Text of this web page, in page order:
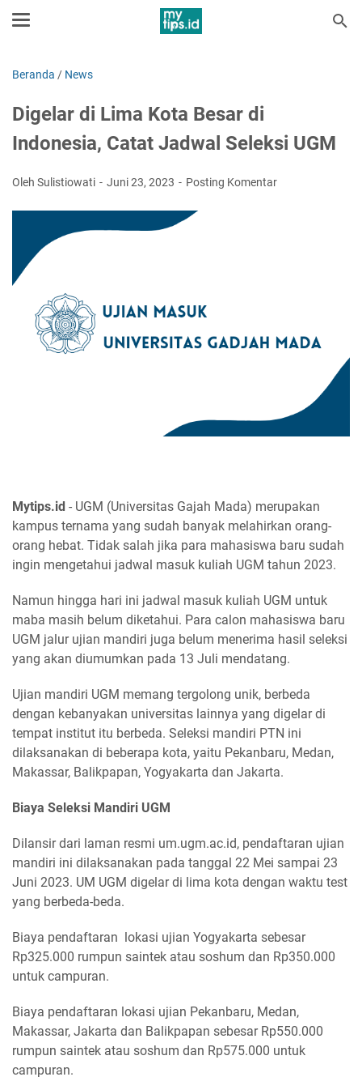
Beranda / News
Digelar di Lima Kota Besar di
Indonesia, Catat Jadwal Seleksi UGM
Oleh Sulistiowati Juni 23, 2023 Posting Komentar
Mytips.id - UGM (Universitas Gajah Mada) merupakan
kampus ternama yang sudah banyak melahirkan orang-
orang hebat. Tidak salah jika para mahasiswa baru sudah
ingin mengetahui jadwal masuk kuliah UGM tahun 2023.
Namun hingga hari ini jadwal masuk kuliah UGM untuk
maba masih belum diketahui. Para calon mahasiswa baru
UGM jalur ujian mandiri juga belum menerima hasil seleksi
yang akan diumumkan pada 13 Juli mendatang.
Ujian mandiri UGM memang tergolong unik, berbeda
dengan kebanyakan universitas lainnya yang digelar di
tempat institut itu berbeda. Seleksi mandiri PTN ini
dilaksanakan di beberapa kota, yaitu Pekanbaru, Medan,
Makassar, Balikpapan, Yogyakarta dan Jakarta.
Biaya Seleksi Mandiri UGM
Dilansir dari laman resmi um.ugm.ac.id, pendaftaran ujian
mandiri ini dilaksanakan pada tanggal 22 Mei sampai 23
Juni 2023. UM UGM digelar di lima kota dengan waktu test
yang berbeda-beda.
Biaya pendaftaran lokasi ujian Yogyakarta sebesar
Rp325.000 rumpun saintek atau soshum dan Rp350.000
untuk campuran.
Biaya pendaftaran lokasi ujian Pekanbaru, Medan,
Makassar, Jakarta dan Balikpapan sebesar Rp550.000
rumpun saintek atau soshum dan Rp575.000 untuk
campuran.